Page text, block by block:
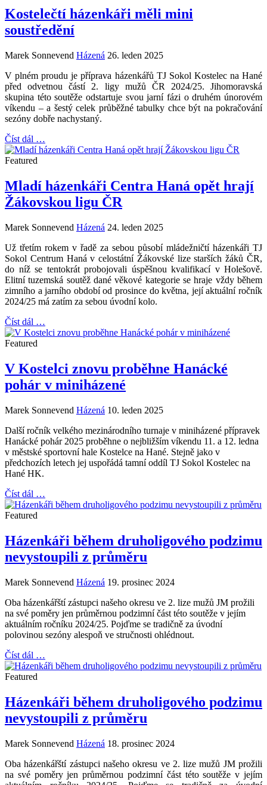
Kostelečtí házenkáři měli mini
soustředění
Marek Sonnevend Házená 26. leden 2025
V plném proudu je příprava házenkářů TJ Sokol Kostelec na Hané
před odvetnou částí 2. ligy mužů ČR 2024/25. Jihomoravská
skupina této soutěže odstartuje svou jarní fázi o druhém únorovém
víkendu – a šestý celek průběžné tabulky chce být na pokračování
sezóny dobře nachystaný.
Číst dál …
Featured
Mladí házenkáři Centra Haná opět hrají
Žákovskou ligu ČR
Marek Sonnevend Házená 24. leden 2025
Už třetím rokem v řadě za sebou působí mládežničtí házenkáři TJ
Sokol Centrum Haná v celostátní Žákovské lize starších žáků ČR,
do níž se tentokrát probojovali úspěšnou kvalifikací v Holešově.
Elitní tuzemská soutěž dané věkové kategorie se hraje vždy během
zimního a jarního období od prosince do května, její aktuální ročník
2024/25 má zatím za sebou úvodní kolo.
Číst dál …
Featured
V Kostelci znovu proběhne Hanácké
pohár v miniházené
Marek Sonnevend Házená 10. leden 2025
Další ročník velkého mezinárodního turnaje v miniházené přípravek
Hanácké pohár 2025 proběhne o nejbližším víkendu 11. a 12. ledna
v městské sportovní hale Kostelce na Hané. Stejně jako v
předchozích letech jej uspořádá tamní oddíl TJ Sokol Kostelec na
Hané HK.
Číst dál …
Featured
Házenkáři během druholigového podzimu
nevystoupili z průměru
Marek Sonnevend Házená 19. prosinec 2024
Oba házenkářští zástupci našeho okresu ve 2. lize mužů JM prožili
na své poměry jen průměrnou podzimní část této soutěže v jejím
aktuálním ročníku 2024/25. Pojďme se tradičně za úvodní
polovinou sezóny alespoň ve stručnosti ohlédnout.
Číst dál …
Featured
Házenkáři během druholigového podzimu
nevystoupili z průměru
Marek Sonnevend Házená 18. prosinec 2024
Oba házenkářští zástupci našeho okresu ve 2. lize mužů JM prožili
na své poměry jen průměrnou podzimní část této soutěže v jejím